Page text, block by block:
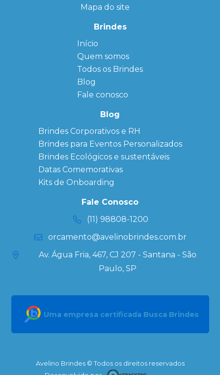
Mapa do site
Brindes
Início
Quem somos
← Back
FAQ
Sitemap
Todos os Brindes
← Back
Agendas
Personalizadas
Personalizado
personalizados
Brindes
Corporativos
Copos Térmicos
Personalizados
Datas Especiais
Ecobag
Personalizada
Kits
Blog
Fale conosco
Blog
Brindes Corporativos e RH
Brindes para Eventos Personalizados
Brindes Ecológicos e sustentáveis
Datas Comemorativas
Kits de Onboarding
Fale Conosco
(11) 98808-1200
orcamento@avelinobrindes.com.br
Av. Água Fria, 467, CJ 207 - Santana - São
Paulo, SP
Uma empresa certificada Busca Brindes
Avelino Brindes © Todos os direitos reservados